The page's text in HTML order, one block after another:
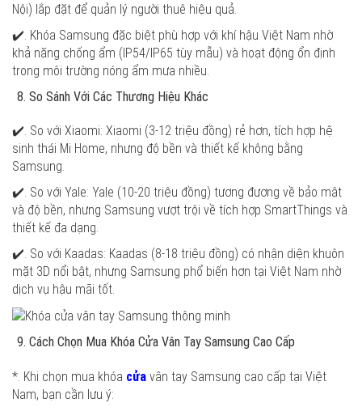
Nội) lắp đặt để quản lý người thuê hiệu quả.
✔️. Khóa Samsung đặc biệt phù hợp với khí hậu Việt Nam nhờ
khả năng chống ẩm (IP54/IP65 tùy mẫu) và hoạt động ổn định
trong môi trường nóng ẩm mưa nhiều.
So Sánh Với Các Thương Hiệu Khác
✔️. So với Xiaomi: Xiaomi (3-12 triệu đồng) rẻ hơn, tích hợp hệ
sinh thái Mi Home, nhưng độ bền và thiết kế không bằng
Samsung.
✔️. So với Yale: Yale (10-20 triệu đồng) tương đương về bảo mật
và độ bền, nhưng Samsung vượt trội về tích hợp SmartThings và
thiết kế đa dạng.
✔️. So với Kaadas: Kaadas (8-18 triệu đồng) có nhận diện khuôn
mặt 3D nổi bật, nhưng Samsung phổ biến hơn tại Việt Nam nhờ
dịch vụ hậu mãi tốt.
Cách Chọn Mua Khóa Cửa Vân Tay Samsung Cao Cấp
*. Khi chọn mua khóa cửa vân tay Samsung cao cấp tại Việt
Nam, bạn cần lưu ý: